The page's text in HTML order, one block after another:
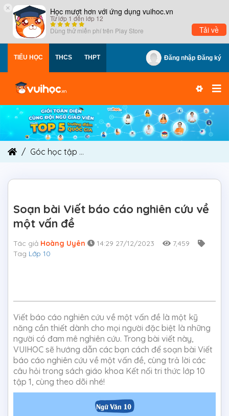
× Học mượt hơn với ứng dụng vuihoc.vn
Từ lớp 1 đến lớp 12
Dùng thử miễn phí trên Play Store Tải về
TIỂU HỌC THCS THPT Đăng nhập Đăng ký
Góc học tập
Soạn bài Viết báo cáo nghiên cứu về
một vấn đề
Tác giả Hoàng Uyên 14:29 27/12/2023
7,459
Tag Lớp 10
Viết báo cáo nghiên cứu về một vấn đề là một kỹ
năng cần thiết dành cho mọi người đặc biệt là những
người có đam mê nghiên cứu. Trong bài viết này,
VUIHOC sẽ hướng dẫn các bạn cách để soạn bài Viết
báo cáo nghiên cứu về một vấn đề, cùng trả lời các
câu hỏi trong sách giáo khoa Kết nối tri thức lớp 10
tập 1, cùng theo dõi nhé!